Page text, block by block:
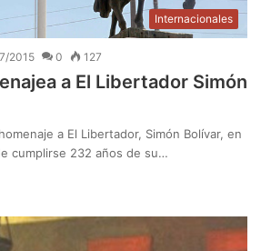
Internacionales
2015 0 127
a El Libertador Simón
a El Libertador, Simón Bolívar, en
cumplirse 232 años de su…